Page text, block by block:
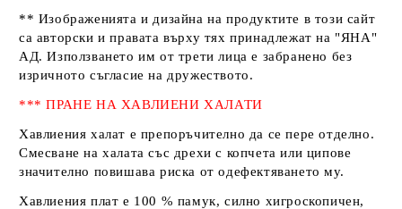
** Изображенията и дизайна на продуктите в този сайт
са авторски и правата върху тях принадлежат на "ЯНА"
АД. Използването им от трети лица е забранено без
изричното съгласие на дружеството.
*** ПРАНЕ НА ХАВЛИЕНИ ХАЛАТИ
Хавлиения халат е препоръчително да се пере отделно.
Смесване на халата със дрехи с копчета или ципове
значително повишава риска от одефектяването му.
Хавлиения плат е 100 % памук, силно хигроскопичен,